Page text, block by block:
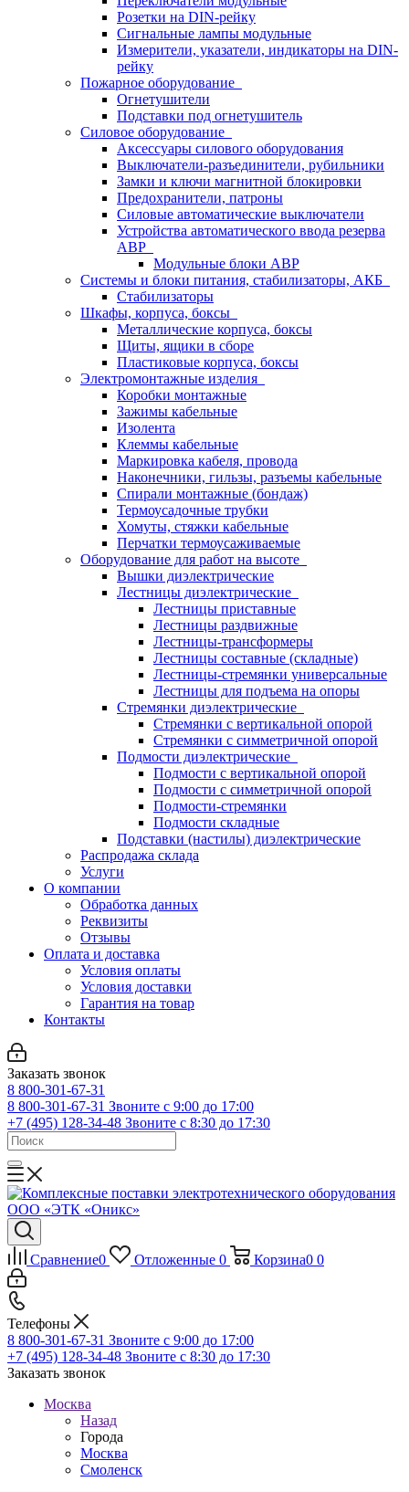
Розетки на DIN-рейку
Сигнальные лампы модульные
Измерители, указатели, индикаторы на DIN-
рейку
Пожарное оборудование
Огнетушители
Подставки под огнетушитель
Силовое оборудование
Аксессуары силового оборудования
Выключатели-разъединители, рубильники
Замки и ключи магнитной блокировки
Предохранители, патроны
Силовые автоматические выключатели
Устройства автоматического ввода резерва
АВР
Модульные блоки АВР
Системы и блоки питания, стабилизаторы, АКБ
Стабилизаторы
Шкафы, корпуса, боксы
Металлические корпуса, боксы
Щиты, ящики в сборе
Пластиковые корпуса, боксы
Электромонтажные изделия
Коробки монтажные
Зажимы кабельные
Изолента
Клеммы кабельные
Маркировка кабеля, провода
Наконечники, гильзы, разъемы кабельные
Спирали монтажные (бондаж)
Термоусадочные трубки
Хомуты, стяжки кабельные
Перчатки термоусаживаемые
Оборудование для работ на высоте
Вышки диэлектрические
Лестницы диэлектрические
Лестницы приставные
Лестницы раздвижные
Лестницы-трансформеры
Лестницы составные (складные)
Лестницы-стремянки универсальные
Лестницы для подъема на опоры
Стремянки диэлектрические
Стремянки с вертикальной опорой
Стремянки с симметричной опорой
Подмости диэлектрические
Подмости с вертикальной опорой
Подмости с симметричной опорой
Подмости-стремянки
Подмости складные
Подставки (настилы) диэлектрические
Распродажа склада
Услуги
О компании
Обработка данных
Реквизиты
Отзывы
Оплата и доставка
Условия оплаты
Условия доставки
Гарантия на товар
Контакты
Заказать звонок
8 800-301-67-31
8 800-301-67-31 Звоните с 9:00 до 17:00
+7 (495) 128-34-48 Звоните с 8:30 до 17:30
Сравнение0 Отложенные 0 Корзина0 0
Телефоны
8 800-301-67-31 Звоните с 9:00 до 17:00
+7 (495) 128-34-48 Звоните с 8:30 до 17:30
Заказать звонок
Москва
Назад
Города
Москва
Смоленск